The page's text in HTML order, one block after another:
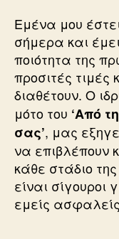
Εμένα μου
σήμερα και
ποιότητα της
προσιτές τιμές
διαθέτουν. Ο
μότο του ‘Από
σας’, μας
να επιβλέπουν
κάθε στάδιο
είναι σίγουροι
εμείς